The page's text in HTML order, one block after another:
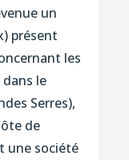
un
présent
les
dans le
Serres),
de
une société